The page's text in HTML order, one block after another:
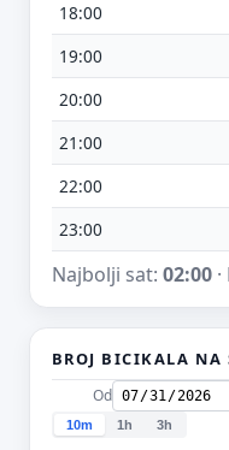
18:00
19:00
20:00
21:00
22:00
23:00
Najbolji sat: 02:00·
BROJ BICIKALA NA
Od
10m 1h 3h